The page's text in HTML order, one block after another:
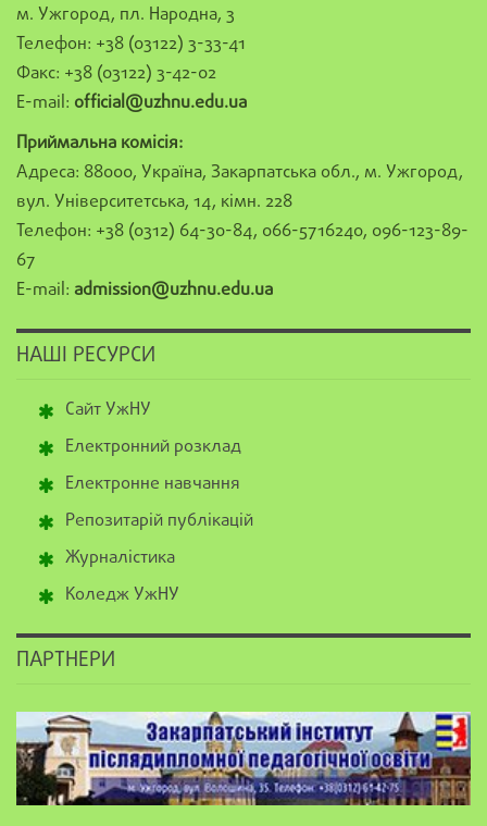
м. Ужгород, пл. Народна, 3
Телефон: +38 (03122) 3-33-41
Факс: +38 (03122) 3-42-02
E-mail: official@uzhnu.edu.ua
Приймальна комісія:
Адреса: 88000, Україна, Закарпатська обл., м. Ужгород,
вул. Університетська, 14, кімн. 228
Телефон: +38 (0312) 64-30-84, 066-5716240, 096-123-89-
67
E-mail: admission@uzhnu.edu.ua
НАШІ РЕСУРСИ
Сайт УжНУ
Електронний розклад
Електронне навчання
Репозитарій публікацій
Журналістика
Коледж УжНУ
ПАРТНЕРИ